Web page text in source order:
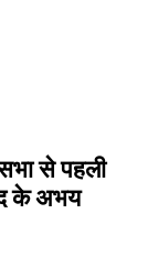
से पहली
के अभय